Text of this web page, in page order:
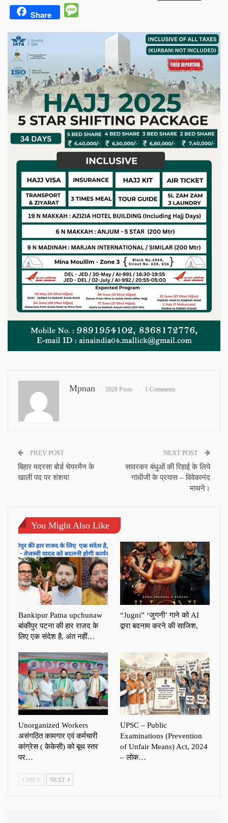
Share
Mpnan 2028 Posts 1 Comments
PREV POST
बिहार मदरसा बोर्ड चेयरमैन के
खाली पद पर शंशय!
NEXT POST
सावरकर बंधुओं की रिहाई के लिये
गांधीजी के प्रयास – विवेकानंद
माथने।
You Might Also Like
Bankipur Patna upchunaw
बांकीपुर पटना की हार राजद के
लिए एक संदेश है, अंत नहीं…
“Jugni” ‘जुगनी’ गाने को AI
द्वारा बदनाम करने की साजिश,
Unorganized Workers
असंगठित कामगार एवं कर्मचारी
कांग्रेस ( केकेसी) को बूथ स्तर
पर…
UPSC – Public
Examinations (Prevention
of Unfair Means) Act, 2024
– लोक…
PREV NEXT